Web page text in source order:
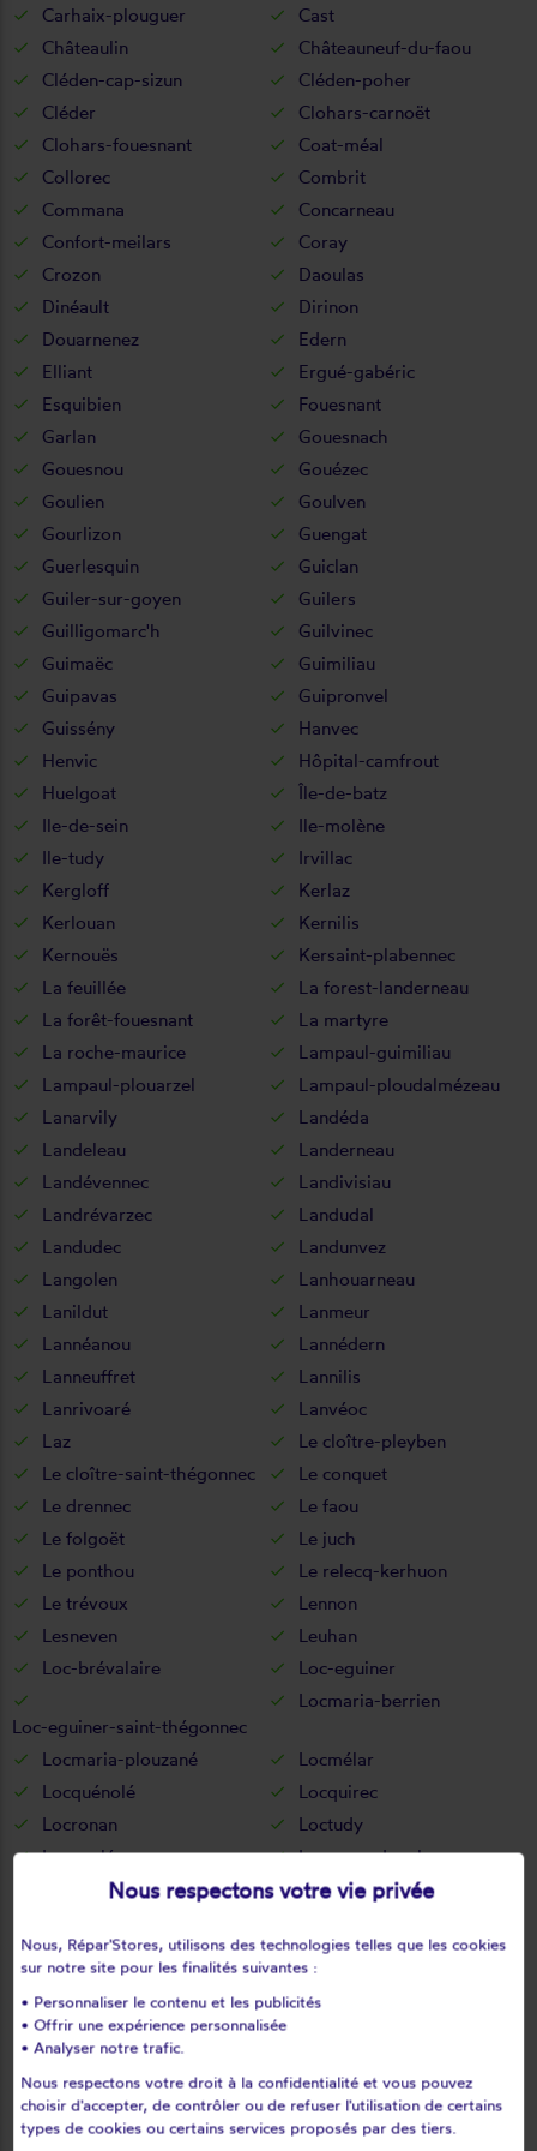
Carhaix-plouguer
Cast
Châteaulin
Châteauneuf-du-faou
Cléden-cap-sizun
Cléden-poher
Cléder
Clohars-carnoët
Clohars-fouesnant
Coat-méal
Collorec
Combrit
Commana
Concarneau
Confort-meilars
Coray
Crozon
Daoulas
Dinéault
Dirinon
Douarnenez
Edern
Elliant
Ergué-gabéric
Esquibien
Fouesnant
Garlan
Gouesnach
Gouesnou
Gouézec
Goulien
Goulven
Gourlizon
Guengat
Guerlesquin
Guiclan
Guiler-sur-goyen
Guilers
Guilligomarc'h
Guilvinec
Guimaëc
Guimiliau
Guipavas
Guipronvel
Guissény
Hanvec
Henvic
Hôpital-camfrout
Huelgoat
Île-de-batz
Ile-de-sein
Ile-molène
Ile-tudy
Irvillac
Kergloff
Kerlaz
Kerlouan
Kernilis
Kernouës
Kersaint-plabennec
La feuillée
La forest-landerneau
La forêt-fouesnant
La martyre
La roche-maurice
Lampaul-guimiliau
Lampaul-plouarzel
Lampaul-ploudalmézeau
Lanarvily
Landéda
Landeleau
Landerneau
Landévennec
Landivisiau
Landrévarzec
Landudal
Landudec
Landunvez
Langolen
Lanhouarneau
Lanildut
Lanmeur
Lannéanou
Lannédern
Lanneuffret
Lannilis
Lanrivoaré
Lanvéoc
Laz
Le cloître-pleyben
Le cloître-saint-thégonnec
Le conquet
Le drennec
Le faou
Le folgoët
Le juch
Le ponthou
Le relecq-kerhuon
Le trévoux
Lennon
Lesneven
Leuhan
Loc-brévalaire
Loc-eguiner
Loc-eguiner-saint-thégonnec
Locmaria-berrien
Locmaria-plouzané
Locmélar
Locquénolé
Locquirec
Locronan
Loctudy
Locunolé
Logonna-daoulas
Loperhet
Mahalon
Melgven
Milizac
Morlaix
Névez
Ouessant
Pencran
Penmarch
Nous respectons votre vie privée
Nous, Répar'Stores, utilisons des technologies telles que les cookies
sur notre site pour les finalités suivantes :
• Personnaliser le contenu et les publicités
• Offrir une expérience personnalisée
• Analyser notre trafic.
Nous respectons votre droit à la confidentialité et vous pouvez
choisir d'accepter, de contrôler ou de refuser l'utilisation de certains
types de cookies ou certains services proposés par des tiers.